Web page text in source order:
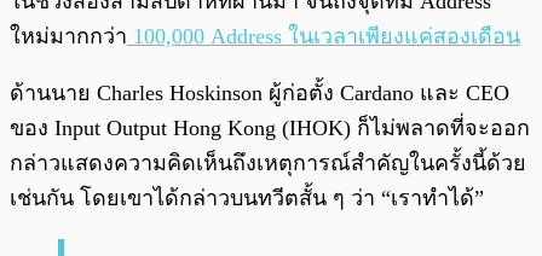
ใหม่มากกว่า 100,000 Address ในเวลาเพียงแค่สองเดือน
ด้านนาย Charles Hoskinson ผู้ก่อตั้ง Cardano และ CEO
ของ Input Output Hong Kong (IHOK) ก็ไม่พลาดที่จะออก
กล่าวแสดงความคิดเห็นถึงเหตุการณ์สำคัญในครั้งนี้ด้วย
เช่นกัน โดยเขาได้กล่าวบนทวีตสั้น ๆ ว่า “เราทำได้”